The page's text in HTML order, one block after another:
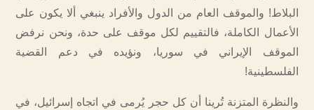
البلاط! والموقف العام من الدول والأفراد ينبغي ألا يكون على
الأعمال الكاملة، فالتقييم لكل موقف على حدة، ونحن نرفض
الموقف الإيراني في سوريا، ونؤيده في دعم القضية
الفلسطينية!
والنظرة المتزنة تُرينا أن كل حجر يُرمى في اتجاه إسرائيل، في